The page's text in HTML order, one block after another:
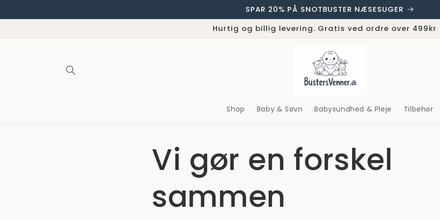
SPAR 20% PÅ SNOTBUSTER NÆSESUGER
Hurtig og billig levering. Gratis ved ordre over 499kr
Shop Baby & Søvn Babysundhed & Pleje Tilbehør
Vi gør en forskel
sammen